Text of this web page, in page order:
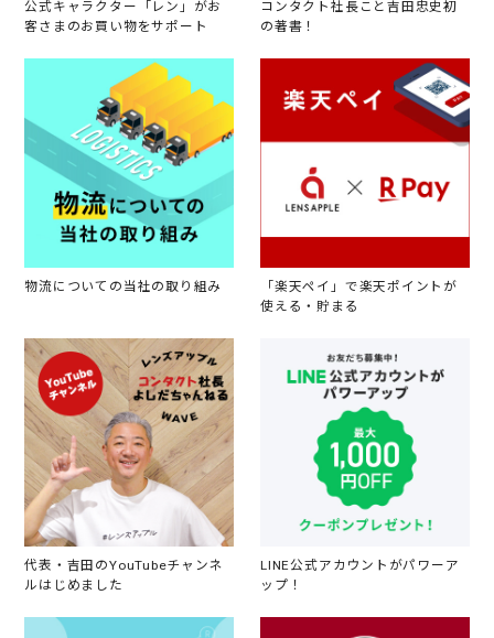
公式キャラクター「レン」がお
客さまのお買い物をサポート
コンタクト社長こと吉田忠史初
の著書！
物流についての当社の取り組み
「楽天ペイ」で楽天ポイントが
使える・貯まる
代表・吉田のYouTubeチャンネ
ルはじめました
LINE公式アカウントがパワーア
ップ！